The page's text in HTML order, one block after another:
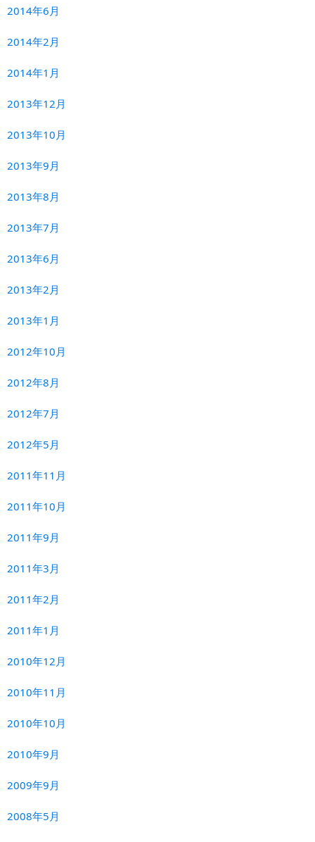
2014年6月
2014年2月
2014年1月
2013年12月
2013年10月
2013年9月
2013年8月
2013年7月
2013年6月
2013年2月
2013年1月
2012年10月
2012年8月
2012年7月
2012年5月
2011年11月
2011年10月
2011年9月
2011年3月
2011年2月
2011年1月
2010年12月
2010年11月
2010年10月
2010年9月
2009年9月
2008年5月